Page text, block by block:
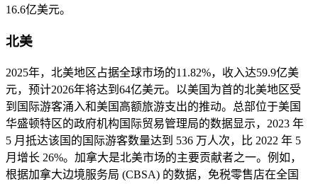
16.6亿美元。
北美
2025年，北美地区占据全球市场的11.82%，收入达59.9亿美
元，预计2026年将达到64亿美元。以美国为首的北美地区受
到国际游客涌入和美国高额旅游支出的推动。总部位于美国
华盛顿特区的政府机构国际贸易管理局的数据显示，2023 年
5 月抵达该国的国际游客数量达到 536 万人次，比 2022 年 5
月增长 26%。加拿大是北美市场的主要贡献者之一。例如，
根据加拿大边境服务局 (CBSA) 的数据，免税零售店在全国